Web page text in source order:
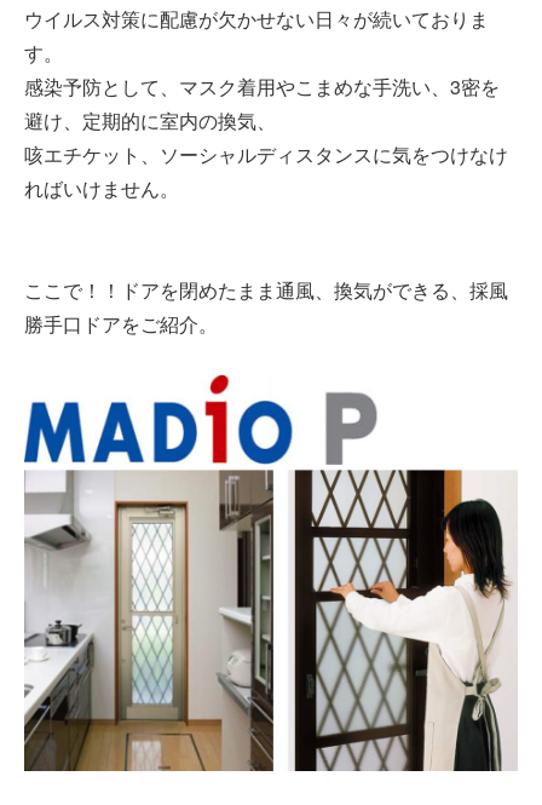
建築資材
建築サポート
大型パネル事業
ソーラー
シロアリ/リフォーム
ウイルス対策に配慮が欠かせない日々が続いておりま
す。
感染予防として、マスク着用やこまめな手洗い、3密を
避け、定期的に室内の換気、
咳エチケット、ソーシャルディスタンスに気をつけなけ
ればいけません。
ここで！！ドアを閉めたまま通風、換気ができる、採風
勝手口ドアをご紹介。